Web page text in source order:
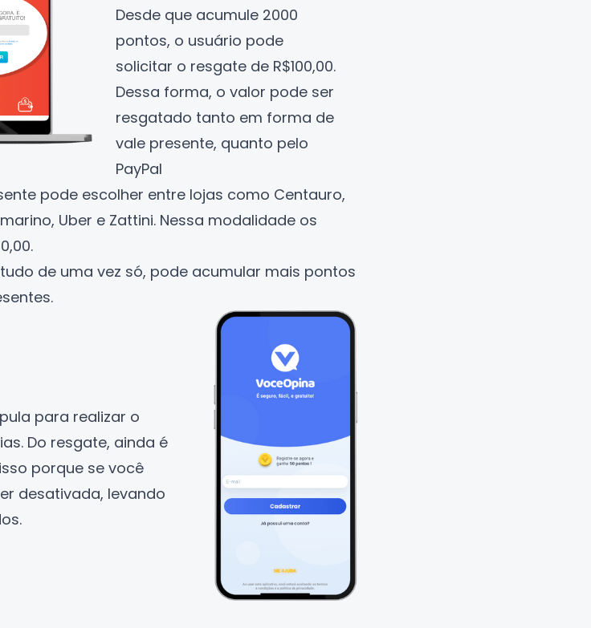
Desde que acumule 2000
pontos, o usuário pode
solicitar o resgate de R$100,00.
Dessa forma, o valor pode ser
resgatado tanto em forma de
vale presente, quanto pelo
PayPal
pode escolher entre lojas como Centauro,
Uber e Zattini. Nessa modalidade os
de uma vez só, pode acumular mais pontos
para realizar o
Do resgate, ainda é
porque se você
desativada, levando